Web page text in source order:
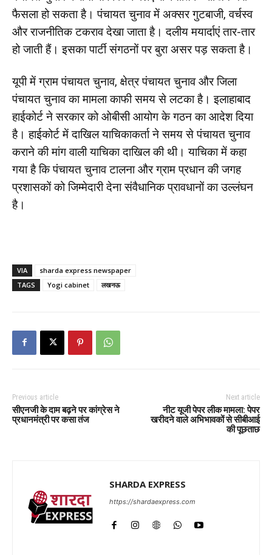
फैसला हो सकता है। पंचायत चुनाव में अक्सर गुटबाजी, वर्चस्व
और राजनीतिक टकराव देखा जाता है। दलीय मयार्दाएं तार-तार
हो जाती हैं। इसका पार्टी संगठनों पर बुरा असर पड़ सकता है।
यूपी में ग्राम पंचायत चुनाव, क्षेत्र पंचायत चुनाव और जिला
पंचायत चुनाव का मामला काफी समय से लटका है। इलाहाबाद
हाईकोर्ट ने सरकार को ओबीसी आयोग के गठन का आदेश दिया
है। हाईकोर्ट में दाखिल याचिकाकर्ता ने समय से पंचायत चुनाव
कराने की मांग वाली याचिका दाखिल की थी। याचिका में कहा
गया है कि पंचायत चुनाव टालना और ग्राम प्रधान की जगह
प्रशासकों को जिम्मेदारी देना संवैधानिक प्रावधानों का उल्लंघन
है।
VIA
sharda express newspaper
TAGS
Yogi cabinet लखनऊ
Previous article
सीएनजी के दाम बढ़ने पर कांग्रेस ने
प्रधानमंत्री पर कसा तंज
Next article
नीट यूजी पेपर लीक मामला: पेपर
खरीदने वाले अभिभावकों से सीबीआई
की पूछताछ
SHARDA EXPRESS
https://shardaexpress.com